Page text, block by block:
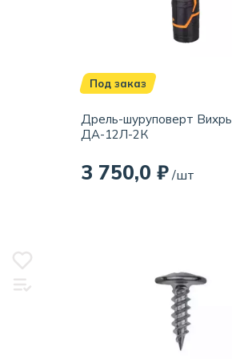
Под заказ
Дрель-шуруповерт Вихрь
ДА-12Л-2К
3 750,0 ₽ /шт